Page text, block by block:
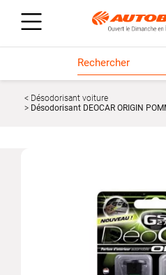
Désodorisant voiture
Désodorisant DEOCAR ORIGIN